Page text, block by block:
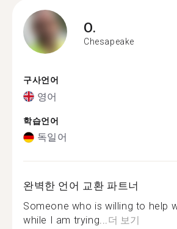
O.
Chesapeake
구사언어
영어
학습언어
독일어
완벽한 언어 교환 파트너
Someone who is willing to help
while I am trying...더 보기